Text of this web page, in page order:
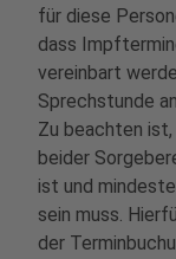
für diese
dass
vereinbart
Sprechstunde
Zu beachten
beider
ist und
sein muss.
der